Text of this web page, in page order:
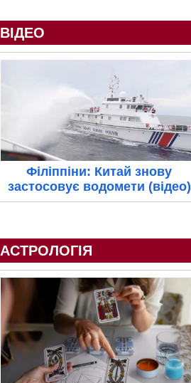
ВІДЕО
Філіппіни: Китай знову
застосовує водомети (відео)
АСТРОЛОГІЯ